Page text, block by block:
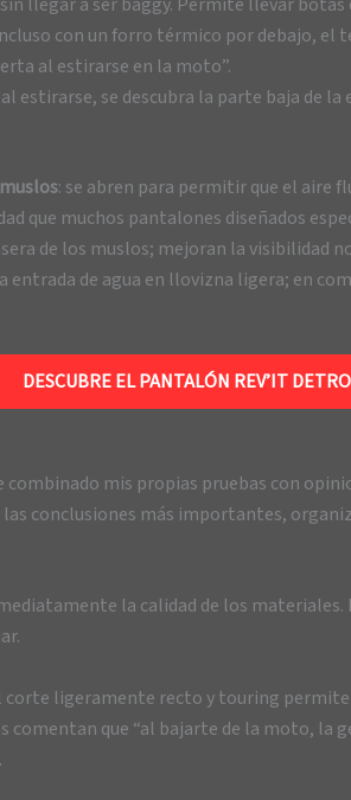
con un forro térmico por debajo, el
al estirarse en la moto”.
estirarse, se descubra la parte baja de
: se abren para permitir que el aire
que muchos pantalones diseñados
de los muslos; mejoran la visibilidad
entrada de agua en llovizna ligera; en
DESCUBRE EL PANTALÓN REV’IT
combinado mis propias pruebas con
conclusiones más importantes,
la calidad de los
corte ligeramente recto y touring
comentan que “al bajarte de la moto,